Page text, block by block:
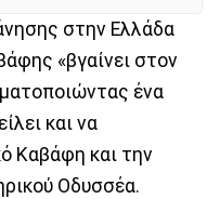
στην Ελλάδα
«βγαίνει στον
ένα
και να
Καβάφη και την
Οδυσσέα.